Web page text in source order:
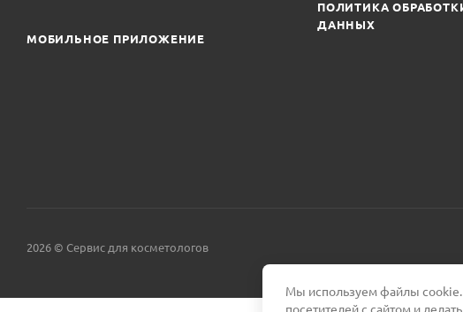
МОБИЛЬНОЕ ПРИЛОЖЕНИЕ
ПОЛИТИКА
ДАННЫХ
2026 © Сервис для косметологов
Мы используем файлы cookie.